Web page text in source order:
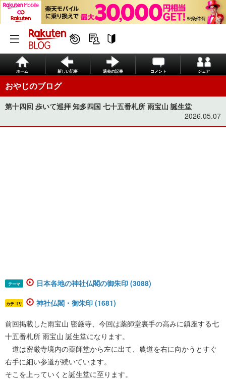
ホーム 新しい記事 過去の記事 コメント シェア
おやじのブログ
第十四回 歩いて巡拝 知多四国 七十五番札所 雨宝山 誕生堂
2026.05.07
テーマ 日本各地の神社仏閣の御朱印 (3088)
カテゴリ 神社仏閣・御朱印 (1681)
前回掲載した雨宝山 密厳寺、今回は薬師堂裏手の高みに鎮座する七
十五番札所 雨宝山 誕生堂になります。
道は密厳寺境内の薬師堂から左に出て、農道を右に向かうとすぐ
右手に細い参道が続いています。
そこを上っていくと誕生堂に至ります。